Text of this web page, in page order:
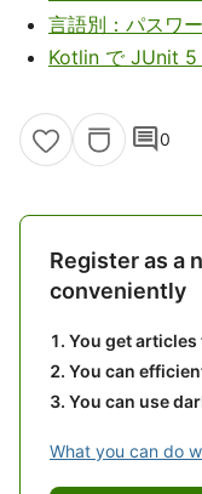
言語別：パスワ
Kotlin で JUnit 5
comment0
Register as a
conveniently
You get
You can
You can use
What you can do